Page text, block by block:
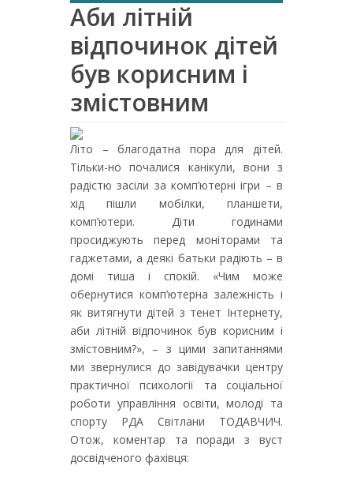
Аби літній
відпочинок дітей
був корисним і
змістовним
Літо – благодатна пора для дітей.
Тільки-но почалися канікули, вони з
радістю засіли за комп’ютерні ігри – в
хід пішли мобілки, планшети,
комп’ютери. Діти годинами
просиджують перед моніторами та
гаджетами, а деякі батьки радіють – в
домі тиша і спокій. «Чим може
обернутися комп’ютерна залежність і
як витягнути дітей з тенет Інтернету,
аби літній відпочинок був корисним і
змістовним?», – з цими запитаннями
ми звернулися до завідувачки центру
практичної психології та соціальної
роботи управління освіти, молоді та
спорту РДА Світлани ТОДАВЧИЧ.
Отож, коментар та поради з вуст
досвідченого фахівця: